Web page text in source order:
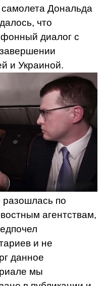
Дональда
что
диалог с
и Украиной.
по
агентствам,
и не
данное
мы